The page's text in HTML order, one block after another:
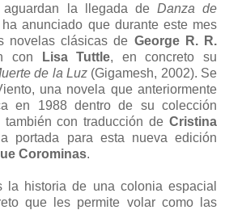
aguardan la llegada de Danza de
ha anunciado que durante este mes
novelas clásicas de George R. R.
con Lisa Tuttle, en concreto su
de la Luz (Gigamesh, 2002). Se
una novela que anteriormente
en 1988 dentro de su colección
con traducción de Cristina
portada para esta nueva edición
Corominas.
la historia de una colonia espacial
que les permite volar como las